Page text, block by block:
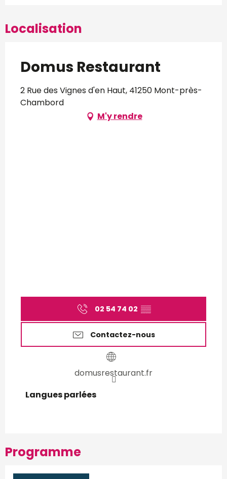
Localisation
Domus Restaurant
2 Rue des Vignes d'en Haut, 41250 Mont-près-
Chambord
M'y rendre
02 54 74 02 ▒▒
Contactez-nous
domusrestaurant.fr
Langues parlées
Langues parlées
Programme